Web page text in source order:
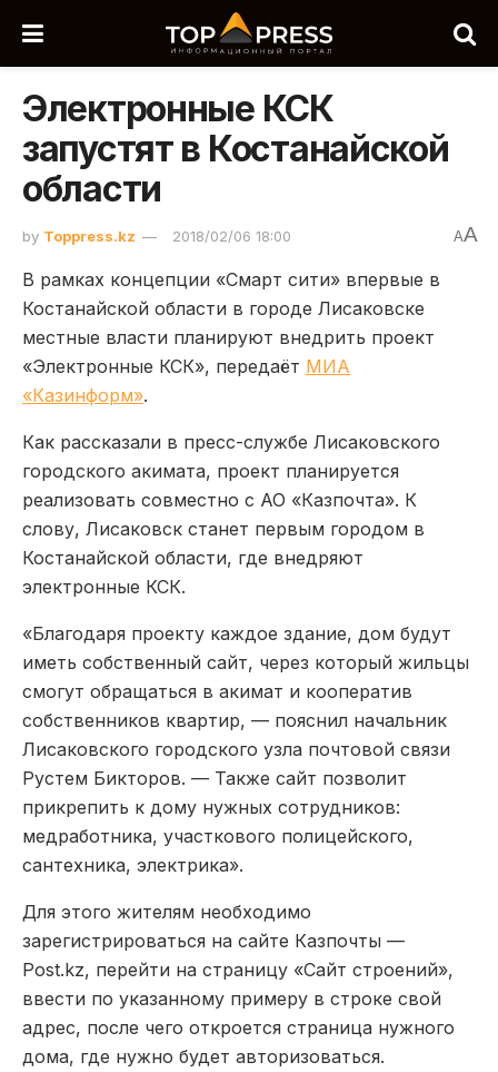
Электронные КСК
запустят в Костанайской
области
by Toppress.kz 2018/02/06 18:00 AA
В рамках концепции «Смарт сити» впервые в
Костанайской области в городе Лисаковске
местные власти планируют внедрить проект
«Электронные КСК», передаёт МИА
«Казинформ».
Как рассказали в пресс-службе Лисаковского
городского акимата, проект планируется
реализовать совместно с АО «Казпочта». К
слову, Лисаковск станет первым городом в
Костанайской области, где внедряют
электронные КСК.
«Благодаря проекту каждое здание, дом будут
иметь собственный сайт, через который жильцы
смогут обращаться в акимат и кооператив
собственников квартир, — пояснил начальник
Лисаковского городского узла почтовой связи
Рустем Бикторов. — Также сайт позволит
прикрепить к дому нужных сотрудников:
медработника, участкового полицейского,
сантехника, электрика».
Для этого жителям необходимо
зарегистрироваться на сайте Казпочты —
Post.kz, перейти на страницу «Сайт строений»,
ввести по указанному примеру в строке свой
адрес, после чего откроется страница нужного
дома, где нужно будет авторизоваться.